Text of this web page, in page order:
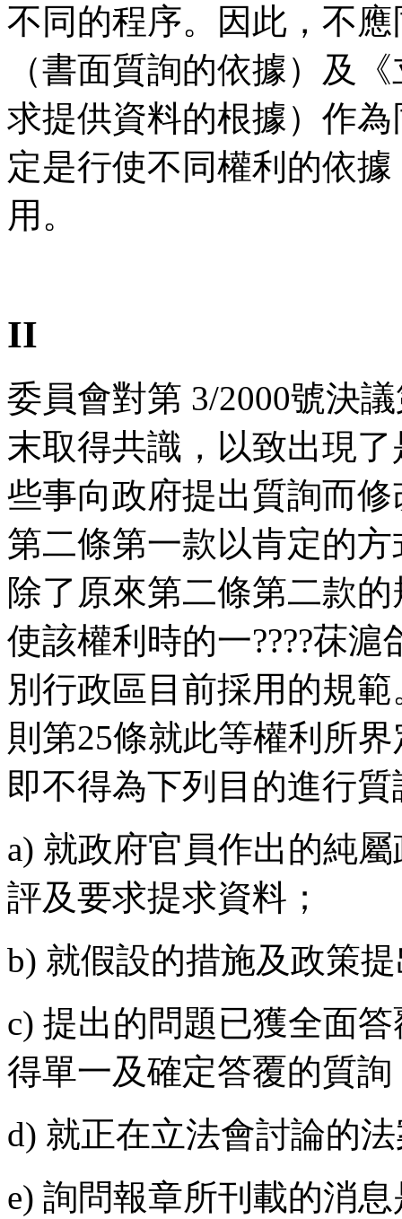
不同的程序。因此，不
（書面質詢的依據）及
求提供資料的根據）作
定是行使不同權利的依
用。
II
委員會對第 3/2000號決
末取得共識，以致出現
些事向政府提出質詢而
第二條第一款以肯定的
除了原來第二條第二款
使該權利時的一????茠
別行政區目前採用的規
則第25條就此等權利所
即不得為下列目的進行質
a) 就政府官員作出的純
評及要求提求資料；
b) 就假設的措施及政策
c) 提出的問題已獲全面
得單一及確定答覆的質詢
d) 就正在立法會討論的
e) 詢問報章所刊載的消